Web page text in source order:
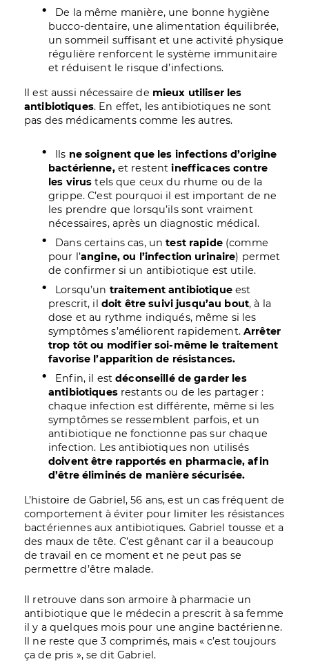
De la même manière, une bonne hygiène
bucco-dentaire, une alimentation équilibrée,
un sommeil suffisant et une activité physique
régulière renforcent le système immunitaire
et réduisent le risque d’infections.
Il est aussi nécessaire de mieux utiliser les
antibiotiques. En effet, les antibiotiques ne sont
pas des médicaments comme les autres.
Ils ne soignent que les infections d’origine
bactérienne,et restentinefficaces contre
les virus tels que ceux du rhume ou de la
grippe. C’est pourquoi il est important de ne
les prendre que lorsqu’ils sont vraiment
nécessaires, après un diagnostic médical.
Dans certains cas, untest rapide(comme
pour l’angine, ou l’infection urinaire) permet
de confirmer si un antibiotique est utile.
Lorsqu’un traitement antibiotiqueest
prescrit, il doit être suivi jusqu’au bout, à la
dose et au rythme indiqués, même si les
symptômes s’améliorent rapidement.Arrêter
trop tôt ou modifier soi-même le traitement
favorise l’apparition de résistances.
Enfin, il estdéconseillé de garder les
antibiotiquesrestants ou de les partager :
chaque infection est différente, même si les
symptômes se ressemblent parfois, et un
antibiotique ne fonctionne pas sur chaque
infection. Les antibiotiques non utilisés
doivent être rapportés en pharmacie, afin
d’être éliminés de manière sécurisée.
L’histoire de Gabriel, 56 ans, est un cas fréquent de
comportement à éviter pour limiter les résistances
bactériennes aux antibiotiques. Gabriel tousse et a
des maux de tête. C’est gênant car il a beaucoup
de travail en ce moment et ne peut pas se
permettre d’être malade.
Il retrouve dans son armoire à pharmacie un
antibiotique que le médecin a prescrit à sa femme
il y a quelques mois pour une angine bactérienne.
Il ne reste que 3 comprimés, mais « c’est toujours
ça de pris », se dit Gabriel.